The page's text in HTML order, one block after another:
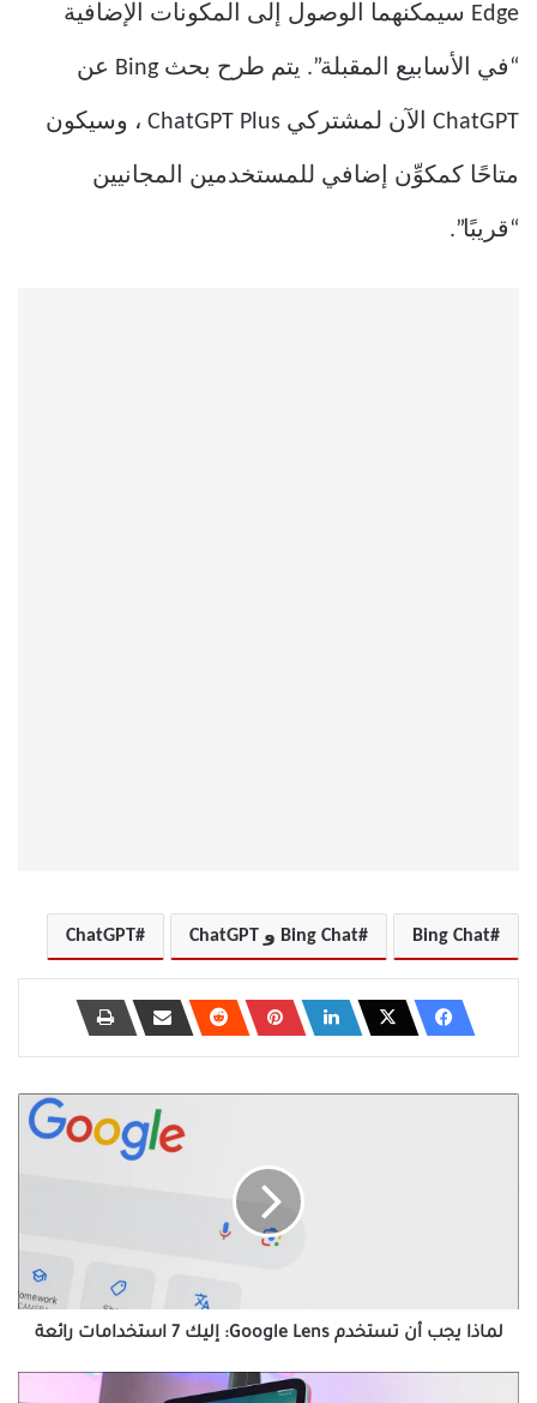
Edge سيمكنهما الوصول إلى المكونات الإضافية
“في الأسابيع المقبلة”. يتم طرح بحث Bing عن
ChatGPT الآن لمشتركي ChatGPT Plus ، وسيكون
متاحًا كمكوِّن إضافي للمستخدمين المجانيين
“قريبًا”.
Bing Chat Bing Chat و ChatGPT ChatGPT
استخدامات
رائعةلماذا يجب أن تستخدم Google Lens: إليك 7 استخدامات رائعة